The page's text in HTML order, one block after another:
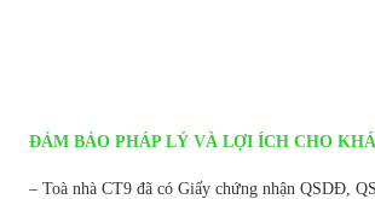
ĐẢM BẢO PHÁP LÝ VÀ LỢI ÍCH CHO
– Toà nhà CT9 đã có Giấy chứng nhận QSDĐ,